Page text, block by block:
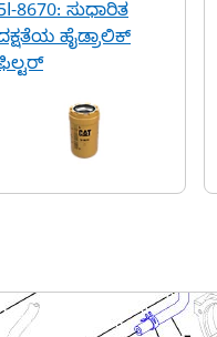
8670: ಸುಧಾರಿತ
ಹೈಡ್ರಾಲಿಕ್